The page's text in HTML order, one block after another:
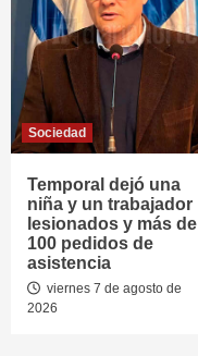
Sociedad
Temporal dejó una
niña y un trabajador
lesionados y más de
100 pedidos de
asistencia
viernes 7 de agosto de
2026